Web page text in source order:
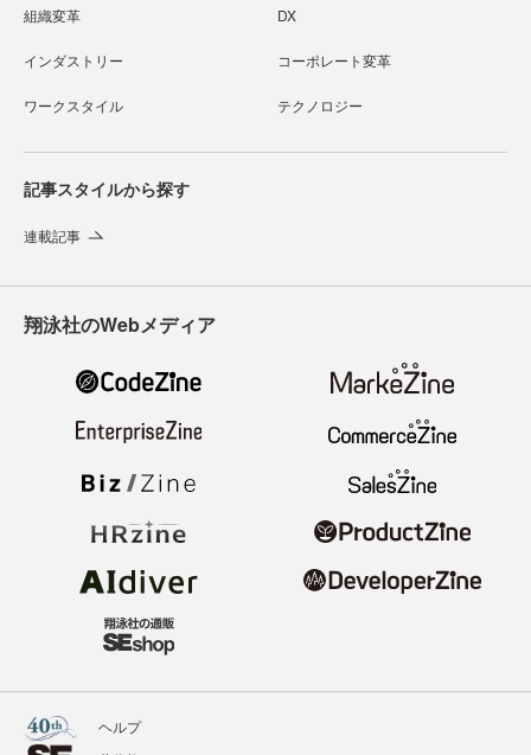
組織変革 DX
インダストリー コーポレート変革
ワークスタイル テクノロジー
記事スタイルから探す
連載記事
翔泳社のWebメディア
ヘルプ